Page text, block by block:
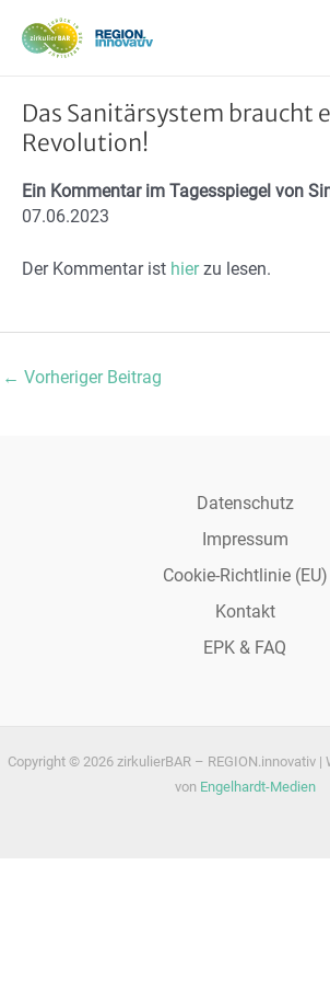
Inhalt
springen
Das Sanitärsystem braucht
Revolution!
Ein Kommentar im Tagesspiegel von
07.06.2023
Der Kommentar ist hierzu lesen.
Post
← Vorheriger Beitrag
Datenschutz
Impressum
Cookie-Richtlinie (EU)
Kontakt
EPK & FAQ
Copyright © 2026 zirkulierBAR – REGION.innovativ
von Engelhardt-Medien